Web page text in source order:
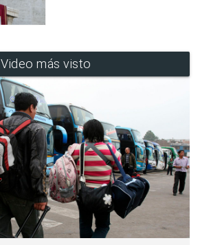
Video más visto